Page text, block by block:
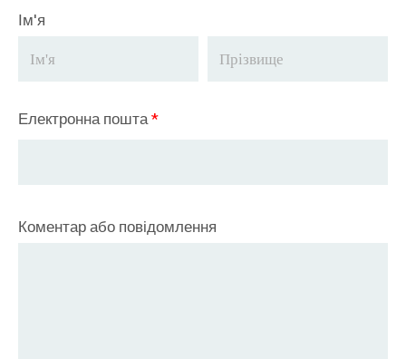
Ім'я
Електронна пошта*
Коментар або повідомлення